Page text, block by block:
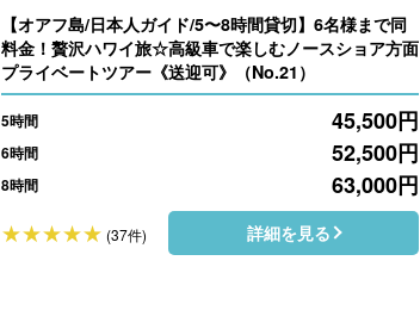
【オアフ島/日本人ガイド/5〜8時間貸切】6名様まで同
料金！贅沢ハワイ旅☆高級車で楽しむノースショア方面
プライベートツアー《送迎可》（No.21）
5時間 45,500円
6時間 52,500円
8時間 63,000円
(37件) 詳細を見る